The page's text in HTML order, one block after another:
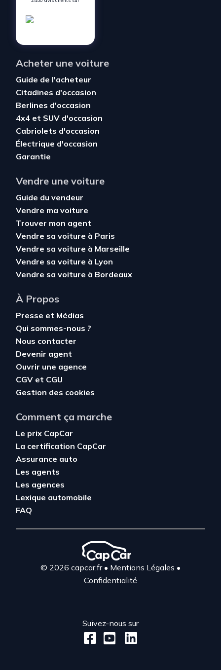
Acheter une voiture
Guide de l'acheteur
Citadines d'occasion
Berlines d'occasion
4x4 et SUV d'occasion
Cabriolets d'occasion
Électrique d'occasion
Garantie
Vendre une voiture
Guide du vendeur
Vendre ma voiture
Trouver mon agent
Vendre sa voiture à Paris
Vendre sa voiture à Marseille
Vendre sa voiture à Lyon
Vendre sa voiture à Bordeaux
À Propos
Presse et Médias
Qui sommes-nous ?
Nous contacter
Devenir agent
Ouvrir une agence
CGV et CGU
Gestion des cookies
Comment ça marche
Le prix CapCar
La certification CapCar
Assurance auto
Les agents
Les agences
Lexique automobile
FAQ
© 2026 capcar.fr• Mentions Légales •
Confidentialité
Suivez-nous sur